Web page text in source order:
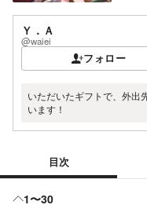
Ｙ．Ａ
@waiei
フォロー
いただいたギフトで、外出
います！
目次
1〜30